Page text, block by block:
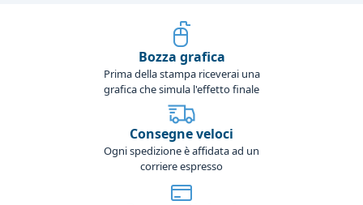
Bozza grafica
Prima della stampa riceverai una
grafica che simula l'effetto finale
Consegne veloci
Ogni spedizione è affidata ad un
corriere espresso